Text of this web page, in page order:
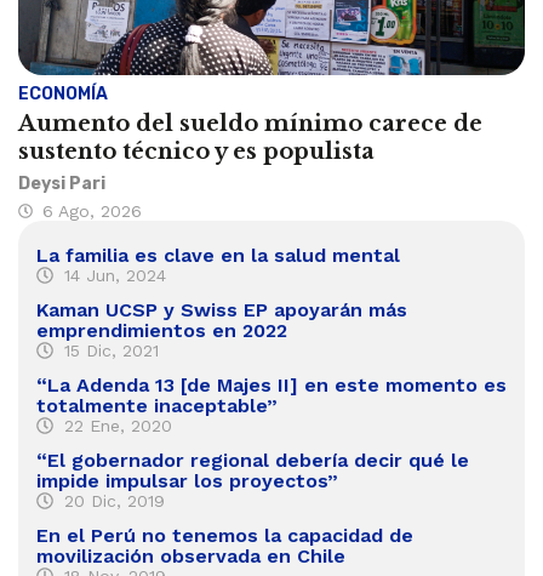
ECONOMÍA
Aumento del sueldo mínimo carece de
sustento técnico y es populista
Deysi Pari
6 Ago, 2026
La familia es clave en la salud mental
14 Jun, 2024
Kaman UCSP y Swiss EP apoyarán más
emprendimientos en 2022
15 Dic, 2021
“La Adenda 13 [de Majes II] en este momento es
totalmente inaceptable”
22 Ene, 2020
“El gobernador regional debería decir qué le
impide impulsar los proyectos”
20 Dic, 2019
En el Perú no tenemos la capacidad de
movilización observada en Chile